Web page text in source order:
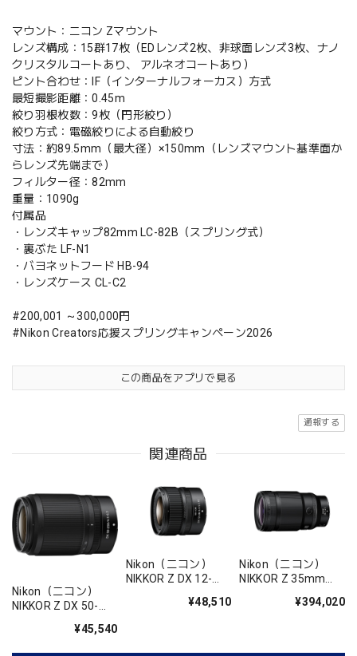
マウント：ニコン Zマウント
レンズ構成：15群17枚（EDレンズ2枚、非球面レンズ3枚、ナノ
クリスタルコートあり、 アルネオコートあり）
ピント合わせ：IF（インターナルフォーカス）方式
最短撮影距離：0.45m
絞り羽根枚数：9枚（円形絞り）
絞り方式：電磁絞りによる自動絞り
寸法：約89.5mm（最大径）×150mm（レンズマウント基準面か
らレンズ先端まで）
フィルター径：82mm
重量：1090g
付属品
・レンズキャップ82mm LC-82B（スプリング式）
・裏ぶた LF-N1
・バヨネットフード HB-94
・レンズケース CL-C2
#200,001 ～300,000円
#Nikon Creators応援スプリングキャンペーン2026
この商品をアプリで見る
通報する
関連商品
Nikon（ニコン）
NIKKOR Z DX 50-
¥45,540
Nikon（ニコン）
NIKKOR Z DX 12-
¥48,510
Nikon（ニコン）
NIKKOR Z 35mm
¥394,020